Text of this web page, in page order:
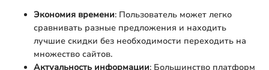
Экономия времени: Пользователь может легко
сравнивать разные предложения и находить
лучшие скидки без необходимости переходить на
множество сайтов.
Актуальность информации: Большинство платформ